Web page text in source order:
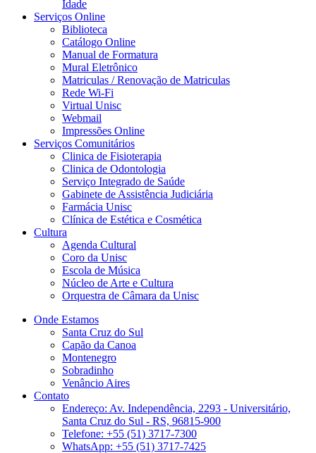
Idade
Serviços Online
Biblioteca
Catálogo Online
Manual de Formatura
Mural Eletrônico
Matriculas / Renovação de Matriculas
Rede Wi-Fi
Virtual Unisc
Webmail
Impressões Online
Serviços Comunitários
Clinica de Fisioterapia
Clinica de Odontologia
Serviço Integrado de Saúde
Gabinete de Assistência Judiciária
Farmácia Unisc
Clínica de Estética e Cosmética
Cultura
Agenda Cultural
Coro da Unisc
Escola de Música
Núcleo de Arte e Cultura
Orquestra de Câmara da Unisc
Onde Estamos
Santa Cruz do Sul
Capão da Canoa
Montenegro
Sobradinho
Venâncio Aires
Contato
Endereço: Av. Independência, 2293 - Universitário,
Santa Cruz do Sul - RS, 96815-900
Telefone: +55 (51) 3717-7300
WhatsApp: +55 (51) 3717-7425